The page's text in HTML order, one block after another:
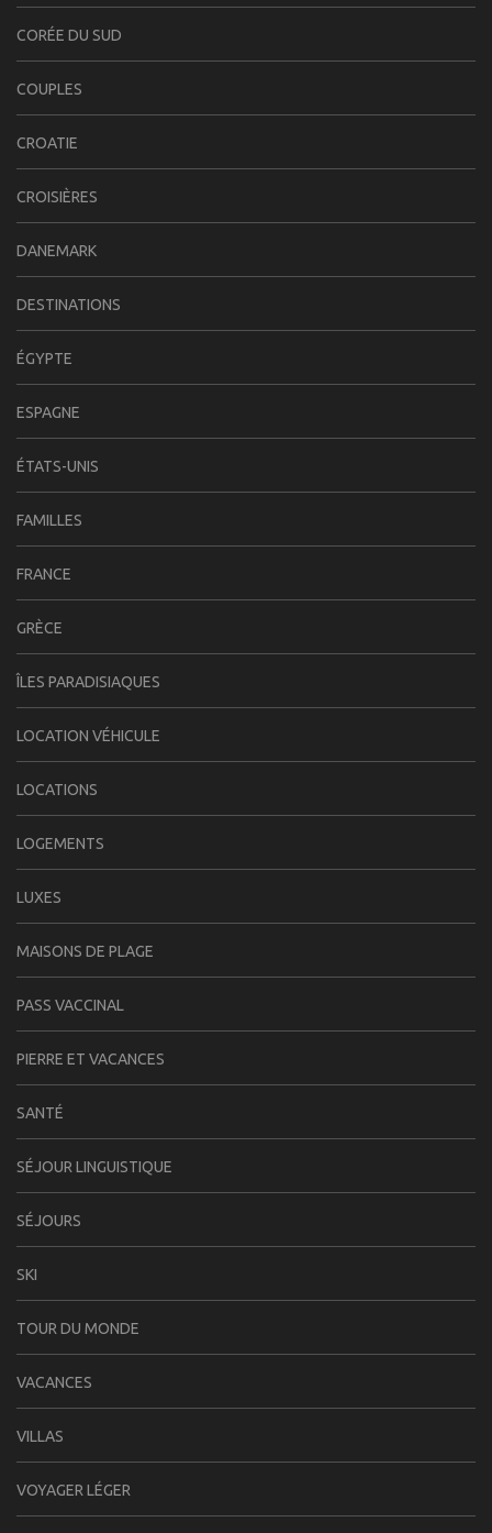
CORÉE DU SUD
COUPLES
CROATIE
CROISIÈRES
DANEMARK
DESTINATIONS
ÉGYPTE
ESPAGNE
ÉTATS-UNIS
FAMILLES
FRANCE
GRÈCE
ÎLES PARADISIAQUES
LOCATION VÉHICULE
LOCATIONS
LOGEMENTS
LUXES
MAISONS DE PLAGE
PASS VACCINAL
PIERRE ET VACANCES
SANTÉ
SÉJOUR LINGUISTIQUE
SÉJOURS
SKI
TOUR DU MONDE
VACANCES
VILLAS
VOYAGER LÉGER